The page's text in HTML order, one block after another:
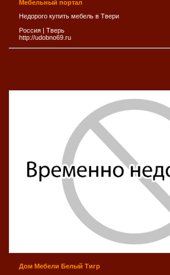
Мебельный портал
Недорого купить мебель в Твери
Россия | Тверь
http://udobno69.ru
Дом Мебели Белый Тигр